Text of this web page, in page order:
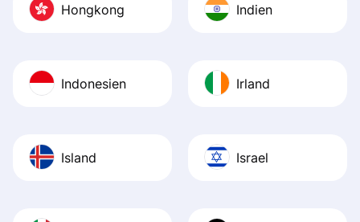
Hongkong Indien
Indonesien Irland
Island Israel